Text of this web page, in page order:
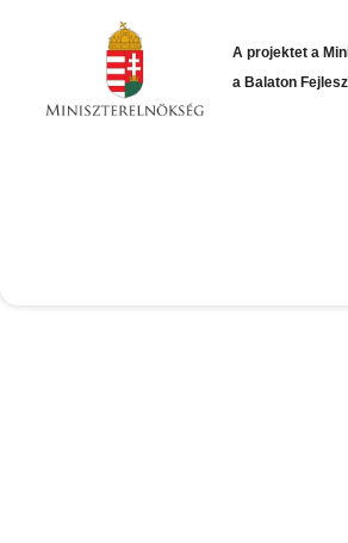
A projektet a
​a Balaton